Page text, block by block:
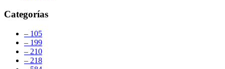
Categorías
– 105
– 199
– 210
– 218